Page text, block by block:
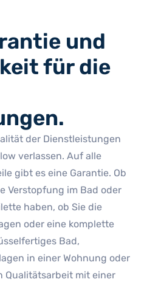
und
für die
der Dienstleistungen
verlassen. Auf alle
gibt es eine Garantie. Ob
Verstopfung im Bad oder
haben, ob Sie die
oder eine komplette
Bad,
in einer Wohnung oder
Qualitätsarbeit mit einer